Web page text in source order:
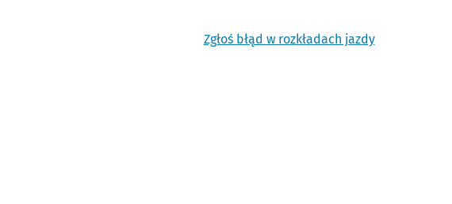
Zgłoś błąd w rozkładach jazdy